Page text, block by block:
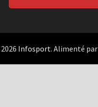
Infosport. Alimenté par